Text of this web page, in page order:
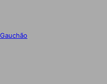
Gauchão